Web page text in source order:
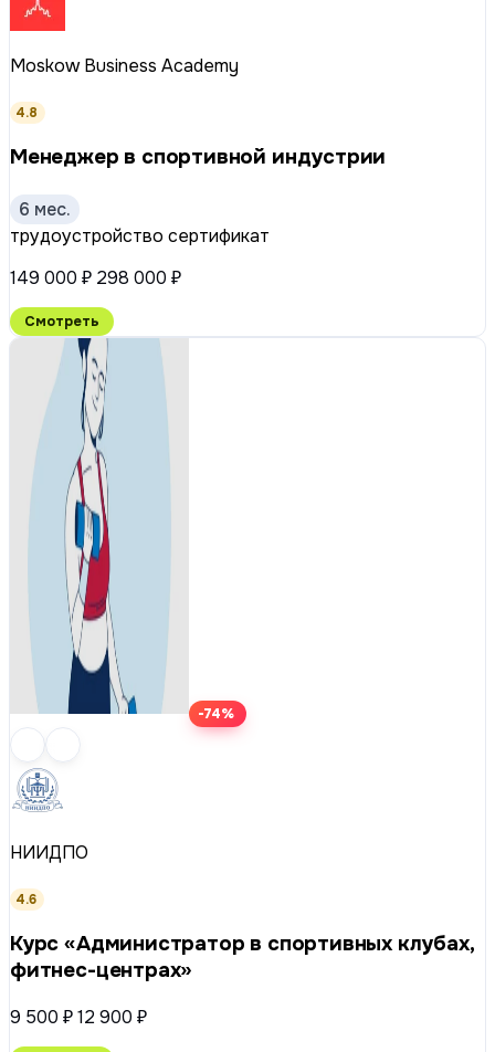
Moskow Business Academy
4.8
Менеджер в спортивной индустрии
6 мес.
трудоустройство сертификат
149 000 ₽ 298 000 ₽
Смотреть
-74%
НИИДПО
4.6
Курс «Администратор в спортивных клубах,
фитнес-центрах»
9 500 ₽12 900 ₽